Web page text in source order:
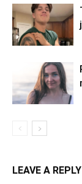
LEAVE A REPLY